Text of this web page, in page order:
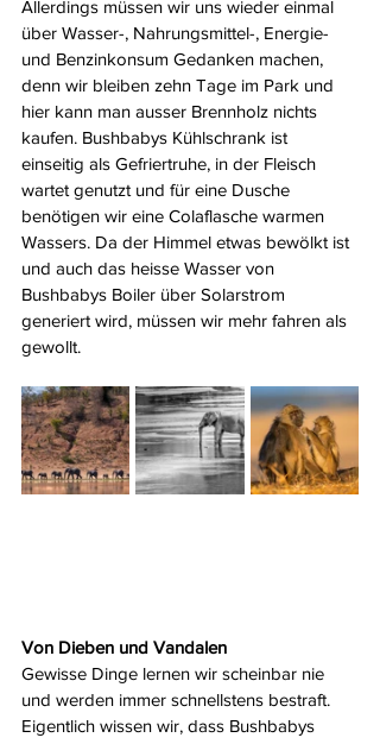
Allerdings müssen wir uns wieder einmal
über Wasser-, Nahrungsmittel-, Energie-
und Benzinkonsum Gedanken machen,
denn wir bleiben zehn Tage im Park und
hier kann man ausser Brennholz nichts
kaufen. Bushbabys Kühlschrank ist
einseitig als Gefriertruhe, in der Fleisch
wartet genutzt und für eine Dusche
benötigen wir eine Colaflasche warmen
Wassers. Da der Himmel etwas bewölkt ist
und auch das heisse Wasser von
Bushbabys Boiler über Solarstrom
generiert wird, müssen wir mehr fahren als
gewollt.
Von Dieben und Vandalen
Gewisse Dinge lernen wir scheinbar nie
und werden immer schnellstens bestraft.
Eigentlich wissen wir, dass Bushbabys